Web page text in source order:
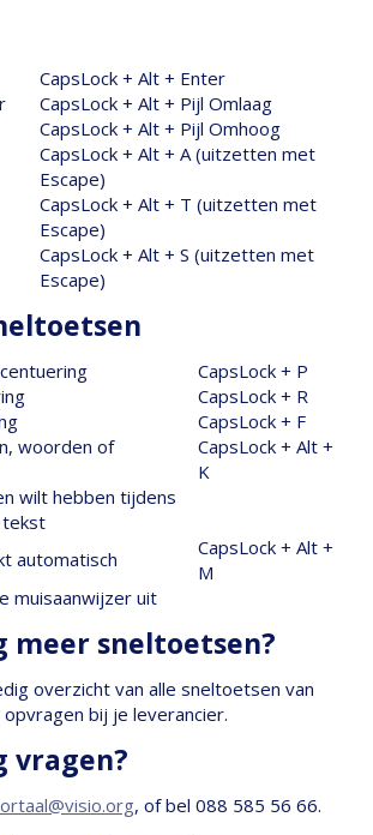
CapsLock + Alt + Enter
CapsLock + Alt + Pijl Omlaag
CapsLock + Alt + Pijl Omhoog
CapsLock + Alt + A (uitzetten met
Escape)
CapsLock + Alt + T (uitzetten met
Escape)
CapsLock + Alt + S (uitzetten met
Escape)
CapsLock + P
CapsLock + R
CapsLock + F
woorden of
CapsLock + Alt +
K
wilt hebben tijdens
tekst
automatisch
CapsLock + Alt +
M
muisaanwijzer uit
meer sneltoetsen?
overzicht van alle sneltoetsen van
bij je leverancier.
vragen?
, of bel 088 585 56 66.